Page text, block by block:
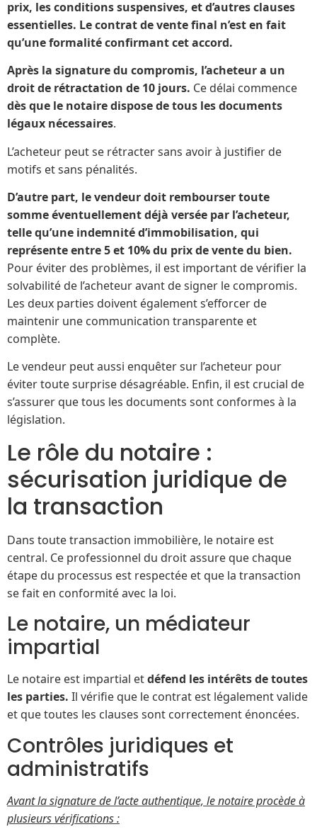
prix, les conditions suspensives, et d’autres clauses
essentielles. Le contrat de vente final n’est en fait
qu’une formalité confirmant cet accord.
Après la signature du compromis, l’acheteur a un
droit de rétractation de 10 jours. Ce délai commence
dès que le notaire dispose de tous les documents
légaux nécessaires.
L’acheteur peut se rétracter sans avoir à justifier de
motifs et sans pénalités.
D’autre part, le vendeur doit rembourser toute
somme éventuellement déjà versée par l’acheteur,
telle qu’une indemnité d’immobilisation, qui
représente entre 5 et 10% du prix de vente du bien.
Pour éviter des problèmes, il est important de vérifier la
solvabilité de l’acheteur avant de signer le compromis.
Les deux parties doivent également s’efforcer de
maintenir une communication transparente et
complète.
Le vendeur peut aussi enquêter sur l’acheteur pour
éviter toute surprise désagréable. Enfin, il est crucial de
s’assurer que tous les documents sont conformes à la
législation.
Le rôle du notaire :
sécurisation juridique de
la transaction
Dans toute transaction immobilière, le notaire est
central. Ce professionnel du droit assure que chaque
étape du processus est respectée et que la transaction
se fait en conformité avec la loi.
Le notaire, un médiateur
impartial
Le notaire est impartial etdéfend les intérêts de toutes
les parties. Il vérifie que le contrat est légalement valide
et que toutes les clauses sont correctement énoncées.
Contrôles juridiques et
administratifs
Avant la signature de l’acte authentique, le notaire procède à
plusieurs vérifications :